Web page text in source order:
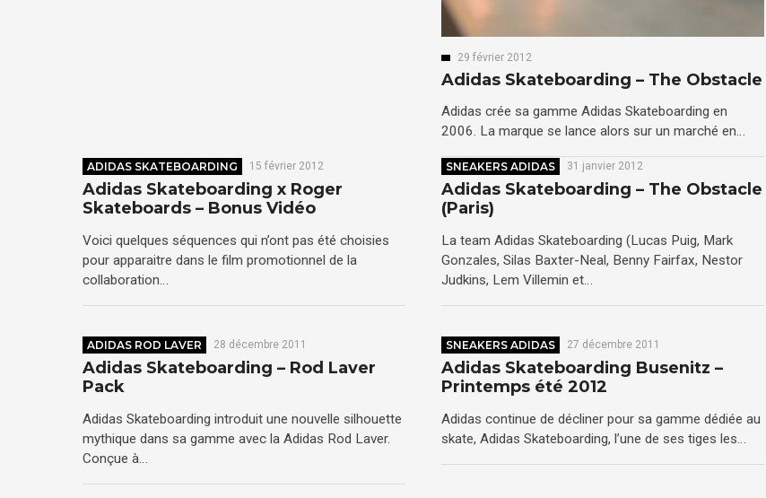
29 février 2012
Adidas Skateboarding – The Obstacle
Adidas crée sa gamme Adidas Skateboarding en
2006. La marque se lance alors sur un marché en…
ADIDAS SKATEBOARDING 15 février 2012
Adidas Skateboarding x Roger
Skateboards – Bonus Vidéo
Voici quelques séquences qui n’ont pas été choisies
pour apparaitre dans le film promotionnel de la
collaboration…
SNEAKERS ADIDAS 31 janvier 2012
Adidas Skateboarding – The Obstacle
(Paris)
La team Adidas Skateboarding (Lucas Puig, Mark
Gonzales, Silas Baxter-Neal, Benny Fairfax, Nestor
Judkins, Lem Villemin et…
ADIDAS ROD LAVER 28 décembre 2011
Adidas Skateboarding – Rod Laver
Pack
Adidas Skateboarding introduit une nouvelle silhouette
mythique dans sa gamme avec la Adidas Rod Laver.
Conçue à…
SNEAKERS ADIDAS 27 décembre 2011
Adidas Skateboarding Busenitz –
Printemps été 2012
Adidas continue de décliner pour sa gamme dédiée au
skate, Adidas Skateboarding, l’une de ses tiges les…